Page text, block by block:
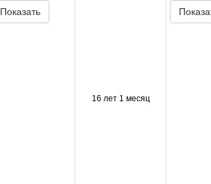
Показать
16 лет 1 месяц